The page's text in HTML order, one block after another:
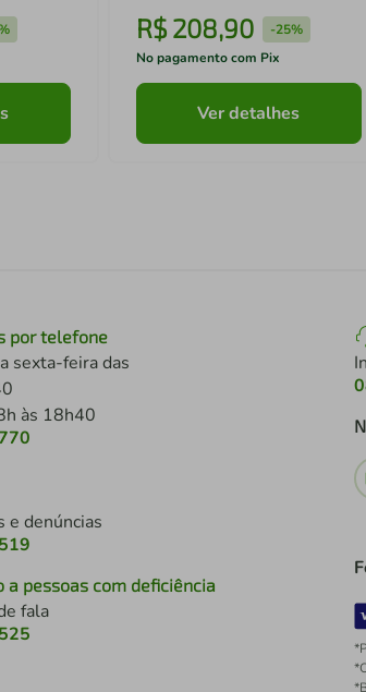
R$ 208,90 -25%
No pagamento com Pix
Ver detalhes
por telefone
sexta-feira das
às 18h40
e denúncias
a pessoas com deficiência
fala